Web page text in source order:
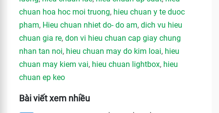
chuan hoa hoc moi truong, hieu chuan y te duoc
pham, Hieu chuan nhiet do- do am, dich vu hieu
chuan gia re, don vi hieu chuan cap giay chung
nhan tan noi, hieu chuan may do kim loai, hieu
chuan may kiem vai, hieu chuan lightbox, hieu
chuan ep keo
Bài viết xem nhiều